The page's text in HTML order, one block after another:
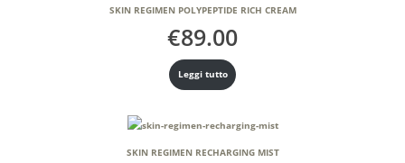
SKIN REGIMEN POLYPEPTIDE RICH CREAM
€89.00
Leggi tutto
SKIN REGIMEN RECHARGING MIST